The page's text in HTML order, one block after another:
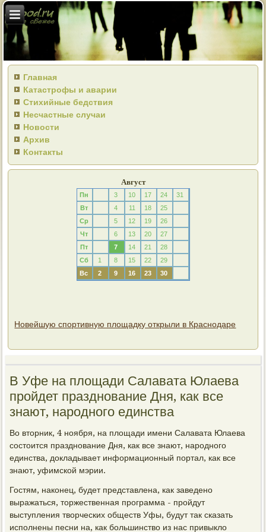
Главная
Катастрофы и аварии
Стихийные бедствия
Несчастные случаи
Новости
Архив
Контакты
Август
Пн 3 10 17 24
31
Вт
4 11 18
25
Ср
5 12 19
26
Чт
6 13 20
27
Пт
7 14 21
28
Сб
1 8 15 22
29
Вс
2 9 16 23 30
Новейшую спортивную площадку открыли в Краснодаре
В Уфе на площади Салавата Юлаева
пройдет празднование Дня, как все
знают, народного единства
Во вторник, 4 ноября, на площади имени Салавата Юлаева
состоится празднование Дня, как все знают, народного
единства, докладывает информационный портал, как все
знают, уфимской мэрии.
Гостям, наконец, будет представлена, как заведено
выражаться, торжественная программа - пройдут
выступления творческих обществ Уфы, будут так сказать
исполнены песни на, как большинство из нас привыкло